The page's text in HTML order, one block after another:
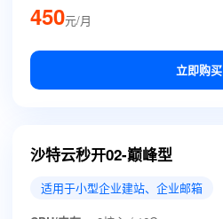
450元/月
立即购买
沙特云秒开02-巅峰型
适用于小型企业建站、企业邮箱